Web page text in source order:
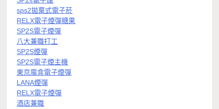
sps2拋棄式電子菸
RELX電子煙彈糖果
SP2S電子煙彈
八大兼職打工
SP2S煙彈
SP2S電子煙主機
東京魔盒電子煙彈
LANA煙彈
RELX電子煙彈
酒店兼職